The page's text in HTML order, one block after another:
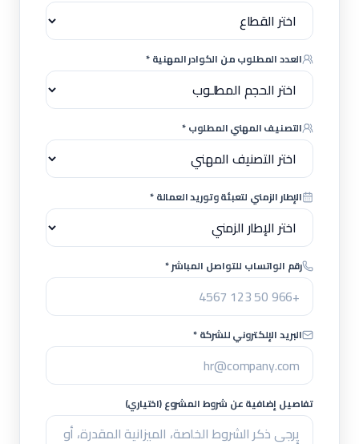
العدد المطلوب من الكوادر المهنية *
التصنيف المهني المطلوب *
الإطار الزمني لتعبئة وتوريد العمالة *
رقم الواتساب للتواصل المباشر *
البريد الإلكتروني للشركة *
تفاصيل إضافية عن شروط المشروع (اختياري)